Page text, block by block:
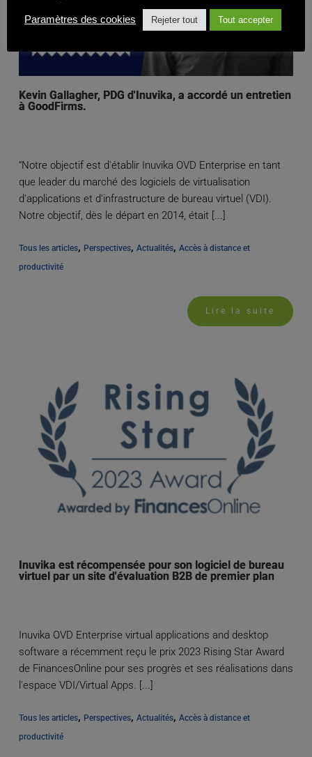
Kevin Gallagher, PDG d'Inuvika, a accordé un entretien
à GoodFirms.
“Notre objectif est d'établir Inuvika OVD Enterprise en tant
que leader du marché des logiciels de virtualisation
d'applications et d'infrastructure de bureau virtuel (VDI).
Notre objectif, dès le départ en 2014, était [...]
Tous les articles, Perspectives, Actualités, Accès à distance et
productivité
Lire la suite
Inuvika est récompensée pour son logiciel de bureau
virtuel par un site d'évaluation B2B de premier plan
Inuvika OVD Enterprise virtual applications and desktop
software a récemment reçu le prix 2023 Rising Star Award
de FinancesOnline pour ses progrès et ses réalisations dans
l'espace VDI/Virtual Apps. [...]
Tous les articles, Perspectives, Actualités, Accès à distance et
productivité
Paramètres des cookies Rejeter tout Tout accepter